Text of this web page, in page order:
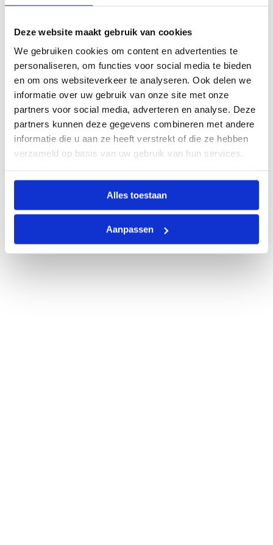
Deze website maakt gebruik van cookies
We gebruiken cookies om content en advertenties te
personaliseren, om functies voor social media te bieden
en om ons websiteverkeer te analyseren. Ook delen we
informatie over uw gebruik van onze site met onze
partners voor social media, adverteren en analyse. Deze
partners kunnen deze gegevens combineren met andere
informatie die u aan ze heeft verstrekt of die ze hebben
verzameld op basis van uw gebruik van hun services.
Alles toestaan
Aanpassen